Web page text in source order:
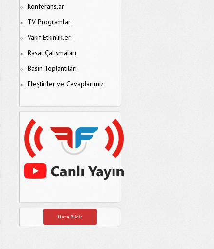
Konferanslar
TV Programları
Vakıf Etkinlikleri
Rasat Çalışmaları
Basın Toplantıları
Eleştiriler ve Cevaplarımız
Hata Bildir